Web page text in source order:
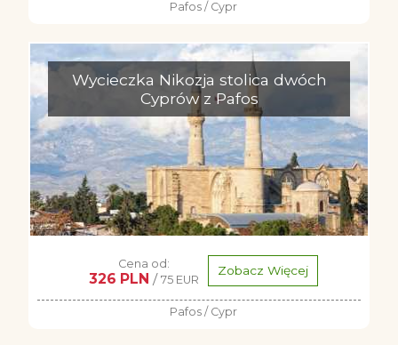
Pafos / Cypr
Wycieczka Nikozja stolica dwóch
Cyprów z Pafos
Cena od:
326 PLN / 75 EUR
Zobacz Więcej
Pafos / Cypr